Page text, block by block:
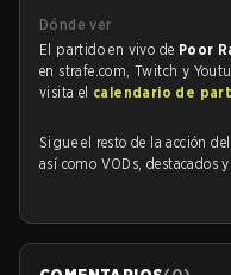
Dónde ver
El partido en vivo de Poor
en strafe.com, Twitch y
visita el calendario de
Sigue el resto de la acción del
así como VODs, destacados